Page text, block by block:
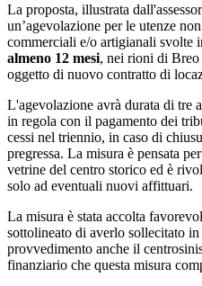
La proposta, illustrata
un’agevolazione per le utenze
commerciali e/o artigianali svolte
almeno 12 mesi, nei rioni di Breo
oggetto di nuovo contratto di
L'agevolazione avrà durata di tre
in regola con il pagamento dei
cessi nel triennio, in caso di
pregressa. La misura è pensata
vetrine del centro storico ed è
solo ad eventuali nuovi affittuari.
La misura è stata accolta
sottolineato di averlo sollecitato
provvedimento anche il
finanziario che questa misura